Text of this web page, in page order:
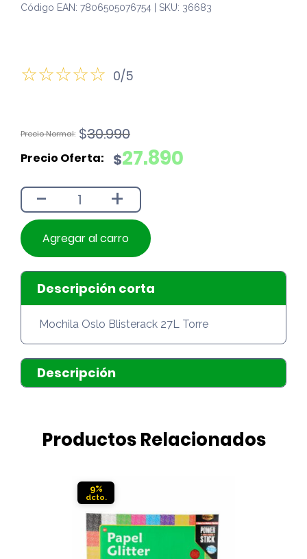
Código EAN: 7806505076754 | SKU: 36683
0/5
$30.990
El
original
$30.990.
$27.890
El
actual
$27.890.
- +
Agregar al carro
Descripción corta
Mochila Oslo Blisterack 27L Torre
Descripción
Productos Relacionados
9%